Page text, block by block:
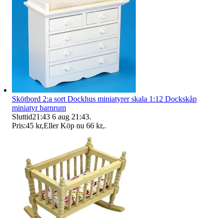
Skötbord 2:a sort Dockhus miniatyrer skala 1:12 Dockskåp
miniatyr barnrum
Sluttid21:43 6 aug 21:43.
Pris:45 kr,Eller Köp nu 66 kr,.